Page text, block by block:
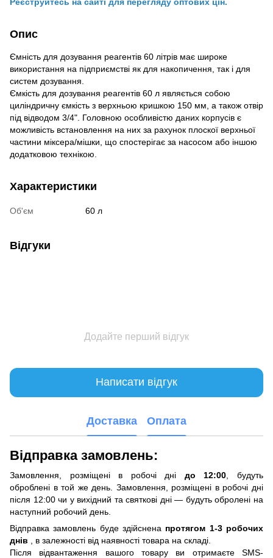
Опис
Ємність для дозування реагентів 60 літрів має широке
використання на підприємстві як для накопичення, так і для
систем дозування.
Ємкість для дозування реагентів 60 л являється собою
циліндричну ємкість з верхньою кришкою 150 мм, а також отвір
під відводом 3/4". Головною особливістю даних корпусів є
можливість встановлення на них за рахунок плоскої верхньої
частини міксера/мішки, що спостерігає за насосом або іншою
додатковою технікою.
Характеристики
Об'єм 60 л
Відгуки
Додайте перший відгук
Написати відгук
Доставка Оплата
Відправка замовлень:
Замовлення, розміщені в робочі дні до 12:00 , будуть
оброблені в той же день. Замовлення, розміщені в робочі дні
після 12:00 чи у вихідний та святкові дні — будуть обролені на
наступний робочий день.
Відправка замовлень буде здійснена протягом 1-3 робочих
днів , в залежності від наявності товара на складі.
Після відвантаження вашого товару ви отримаєте SMS-